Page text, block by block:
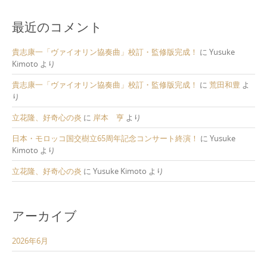
最近のコメント
貴志康一「ヴァイオリン協奏曲」校訂・監修版完成！ に Yusuke
Kimoto より
貴志康一「ヴァイオリン協奏曲」校訂・監修版完成！ に 荒田和豊 よ
り
立花隆、好奇心の炎 に 岸本 亨 より
日本・モロッコ国交樹立65周年記念コンサート終演！ に Yusuke
Kimoto より
立花隆、好奇心の炎 に Yusuke Kimoto より
アーカイブ
2026年6月